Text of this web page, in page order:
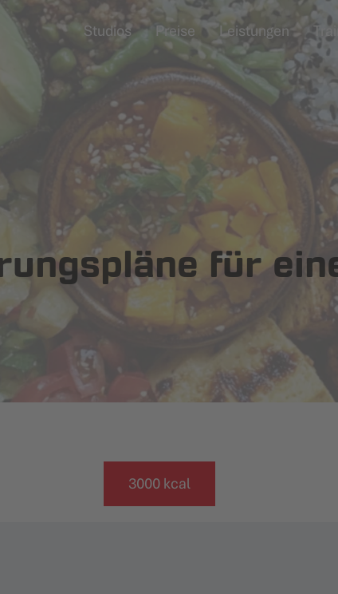
Studios Preise Leistungen
für
3000 kcal